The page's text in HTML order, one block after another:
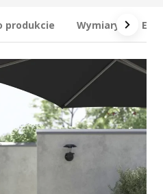
produkcie Wymiary
zestaw do rozmowy, a konkretnie
mebli, na zewnątrz biały/